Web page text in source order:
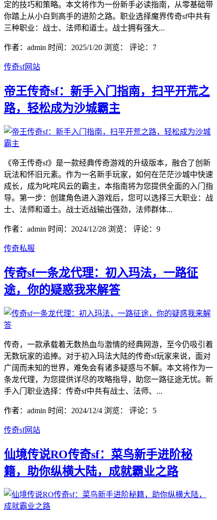
定的技巧和策略。本文将作为一份新手必读指南，从零基础带
你踏上从小白到高手的进阶之路。职业选择魔界传奇sf中共有
三种职业：战士、法师和道士。战士拥有强大...
作者：admin 时间：2025/1/20 浏览： 评论：7
传奇sf网站
帝王传奇sf：新手入门指南，扫平开荒之
路，轻松成为沙城霸主
《帝王传奇sf》是一款经典传奇游戏的升级版本，融合了创新
玩法和怀旧元素。作为一名新手玩家，如何在茫茫沙城中快速
成长，成为叱咤风云的霸主，本指南将为您提供全面的入门指
导。第一步：创建角色进入游戏后，您可以选择三大职业：战
士、法师和道士。战士近战输出强劲，法师群体...
作者：admin 时间：2024/12/28 浏览： 评论：9
传奇私服
传奇sf一条龙代理：初入玛法，一路征
途，你的疑惑我来解答
传奇，一款承载着无数热血与激情的经典网游，至今仍吸引着
无数玩家的追捧。对于初入玛法大陆的传奇sf玩家来说，面对
广阔而未知的世界，难免会有诸多疑惑与不解。本文将作为一
条龙代理，为您提供详尽的攻略指导，助您一路征途无忧。新
手入门职业选择：传奇sf中共有战士、法师、...
作者：admin 时间：2024/12/4 浏览： 评论：5
传奇sf网站
仙境传说RO传奇sf：菜鸟新手进阶秘
籍，助你纵横大陆，成就霸业之路